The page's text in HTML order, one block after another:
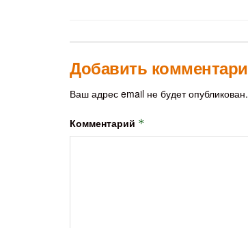
Добавить
Ваш адрес email не будет опубликован.
Комментарий *